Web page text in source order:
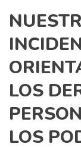
LOS
LOS